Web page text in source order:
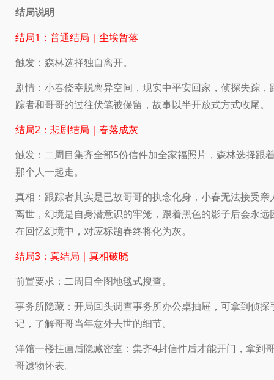
结局说明
结局1：普通结局｜尘埃暂落
触发：森林选择独自离开。
剧情：小春侥幸脱离异空间，现实中平安回家，侦探失踪，
踪者和哥哥的过往伏笔被保留，故事以半开放式方式收尾。
结局2：悲剧结局｜春落成灰
触发：二周目集齐全部5份信件加全家福照片，森林选择跟
那个人一起走。
真相：跟踪者其实是已故哥哥的执念化身，小春无法接受亲
离世，幻境是自身潜意识的牢笼，跟着黑色的影子后会永远
在回忆幻境中，对应标题春终将化为灰。
结局3：真结局｜真相破晓
前置要求：二周目全图地毯式搜查。
事务所隐藏：开局回头调查事务所办公桌抽屉，可拿到侦探
记，了解哥哥当年意外去世的细节。
洋馆一楼挂画后隐藏密室：集齐4封信件后才能开门，拿到
哥遗物怀表。